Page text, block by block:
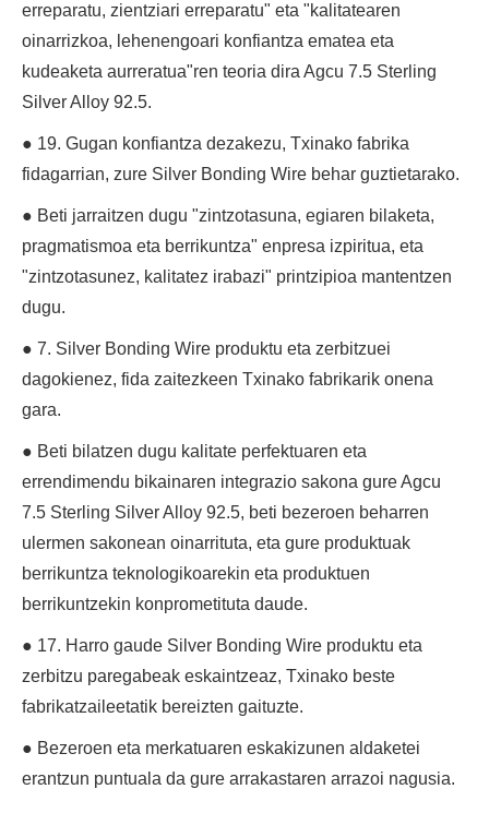
erreparatu, zientziari erreparatu" eta "kalitatearen
oinarrizkoa, lehenengoari konfiantza ematea eta
kudeaketa aurreratua"ren teoria dira Agcu 7.5 Sterling
Silver Alloy 92.5.
● 19. Gugan konfiantza dezakezu, Txinako fabrika
fidagarrian, zure Silver Bonding Wire behar guztietarako.
● Beti jarraitzen dugu "zintzotasuna, egiaren bilaketa,
pragmatismoa eta berrikuntza" enpresa izpiritua, eta
"zintzotasunez, kalitatez irabazi" printzipioa mantentzen
dugu.
● 7. Silver Bonding Wire produktu eta zerbitzuei
dagokienez, fida zaitezkeen Txinako fabrikarik onena
gara.
● Beti bilatzen dugu kalitate perfektuaren eta
errendimendu bikainaren integrazio sakona gure Agcu
7.5 Sterling Silver Alloy 92.5, beti bezeroen beharren
ulermen sakonean oinarrituta, eta gure produktuak
berrikuntza teknologikoarekin eta produktuen
berrikuntzekin konprometituta daude.
● 17. Harro gaude Silver Bonding Wire produktu eta
zerbitzu paregabeak eskaintzeaz, Txinako beste
fabrikatzaileetatik bereizten gaituzte.
● Bezeroen eta merkatuaren eskakizunen aldaketei
erantzun puntuala da gure arrakastaren arrazoi nagusia.